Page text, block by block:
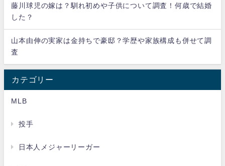
藤川球児の嫁は？馴れ初めや子供について調査！何歳で結婚
した？
山本由伸の実家は金持ちで豪邸？学歴や家族構成も併せて調
査
カテゴリー
MLB
投手
日本人メジャーリーガー